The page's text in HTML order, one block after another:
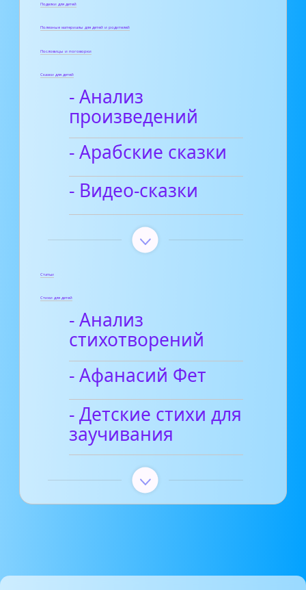
Поделки для детей
Полезные материалы для детей и родителей
Пословицы и поговорки
Сказки для детей
- Анализ
произведений
- Арабские сказки
- Видео-сказки
Статьи
Стихи для детей
- Анализ
стихотворений
- Афанасий Фет
- Детские стихи для
заучивания